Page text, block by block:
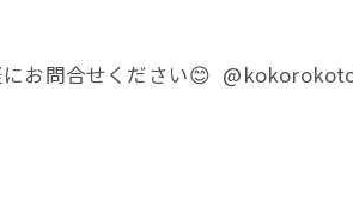
お問合せください😊